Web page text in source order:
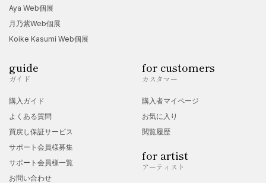
Aya Web個展
月乃紫Web個展
Koike Kasumi Web個展
guide
ガイド
購入ガイド
よくある質問
買戻し保証サービス
サポート会員様募集
サポート会員様一覧
お問い合わせ
for customers
カスタマー
購入者マイページ
お気に入り
閲覧履歴
for artist
アーティスト